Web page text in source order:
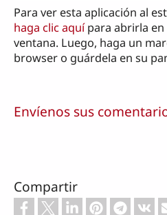
Para ver esta aplicación al
haga clic aquípara abrirla en
ventana. Luego, haga un
browser o guárdela en su
Envíenos sus
Compartir